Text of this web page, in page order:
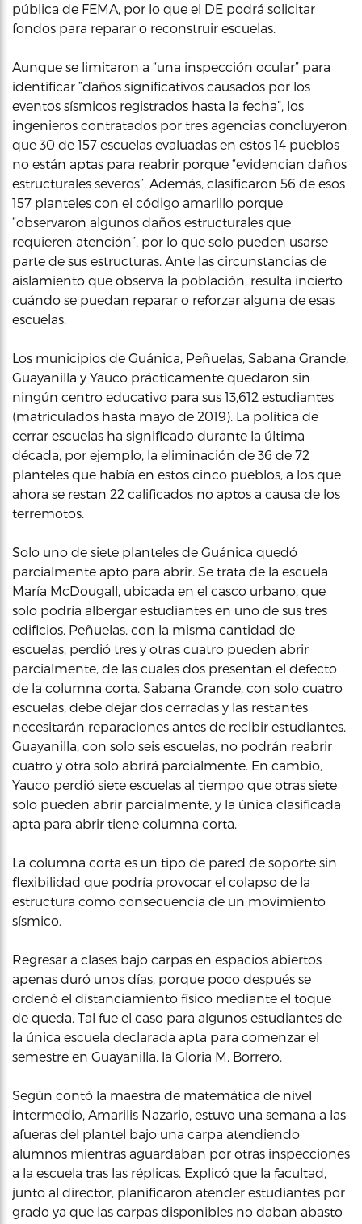
pública de FEMA, por lo que el DE podrá solicitar
fondos para reparar o reconstruir escuelas.
Aunque se limitaron a “una inspección ocular” para
identificar “daños significativos causados por los
eventos sísmicos registrados hasta la fecha”, los
ingenieros contratados por tres agencias concluyeron
que 30 de 157 escuelas evaluadas en estos 14 pueblos
no están aptas para reabrir porque “evidencian daños
estructurales severos”. Además, clasificaron 56 de esos
157 planteles con el código amarillo porque
“observaron algunos daños estructurales que
requieren atención”, por lo que solo pueden usarse
parte de sus estructuras. Ante las circunstancias de
aislamiento que observa la población, resulta incierto
cuándo se puedan reparar o reforzar alguna de esas
escuelas.
Los municipios de Guánica, Peñuelas, Sabana Grande,
Guayanilla y Yauco prácticamente quedaron sin
ningún centro educativo para sus 13,612 estudiantes
(matriculados hasta mayo de 2019). La política de
cerrar escuelas ha significado durante la última
década, por ejemplo, la eliminación de 36 de 72
planteles que había en estos cinco pueblos, a los que
ahora se restan 22 calificados no aptos a causa de los
terremotos.
Solo uno de siete planteles de Guánica quedó
parcialmente apto para abrir. Se trata de la escuela
María McDougall, ubicada en el casco urbano, que
solo podría albergar estudiantes en uno de sus tres
edificios. Peñuelas, con la misma cantidad de
escuelas, perdió tres y otras cuatro pueden abrir
parcialmente, de las cuales dos presentan el defecto
de la columna corta. Sabana Grande, con solo cuatro
escuelas, debe dejar dos cerradas y las restantes
necesitarán reparaciones antes de recibir estudiantes.
Guayanilla, con solo seis escuelas, no podrán reabrir
cuatro y otra solo abrirá parcialmente. En cambio,
Yauco perdió siete escuelas al tiempo que otras siete
solo pueden abrir parcialmente, y la única clasificada
apta para abrir tiene columna corta.
La columna corta es un tipo de pared de soporte sin
flexibilidad que podría provocar el colapso de la
estructura como consecuencia de un movimiento
sísmico.
Regresar a clases bajo carpas en espacios abiertos
apenas duró unos días, porque poco después se
ordenó el distanciamiento físico mediante el toque
de queda. Tal fue el caso para algunos estudiantes de
la única escuela declarada apta para comenzar el
semestre en Guayanilla, la Gloria M. Borrero.
Según contó la maestra de matemática de nivel
intermedio, Amarilis Nazario, estuvo una semana a las
afueras del plantel bajo una carpa atendiendo
alumnos mientras aguardaban por otras inspecciones
a la escuela tras las réplicas. Explicó que la facultad,
junto al director, planificaron atender estudiantes por
grado ya que las carpas disponibles no daban abasto